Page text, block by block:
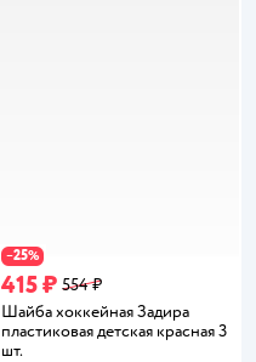
−25%
415 ₽ 554 ₽
Шайба хоккейная Задира
пластиковая детская красная 3
шт.